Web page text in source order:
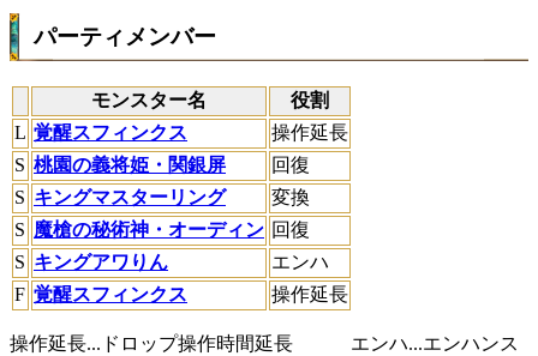
パーティメンバー
モンスター名
役割
L 覚醒スフィンクス
操作延長
S 桃園の義将姫・関銀屏
回復
S キングマスターリング
変換
S 魔槍の秘術神・オーディン 回復
S キングアワりん
エンハ
F 覚醒スフィンクス 操作延長
操作延長...ドロップ操作時間延長 エンハ...エンハンス